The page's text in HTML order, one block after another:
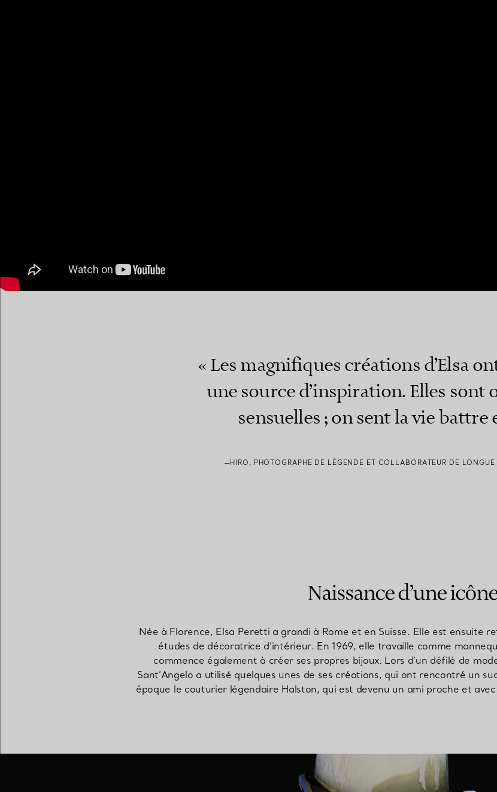
« Les magnifiques créations d’Elsa
une source d’inspiration. Elles sont
sensuelles ; on sent la vie battre
—HIRO, PHOTOGRAPHE DE LÉGENDE ET COLLABORATEUR DE LONGUE
Naissance d’une
Née à Florence, Elsa Peretti a grandi à Rome et en Suisse. Elle est ensuite
études de décoratrice d’intérieur. En 1969, elle travaille comme
commence également à créer ses propres bijoux. Lors d’un défilé de
Sant’Angelo a utilisé quelques unes de ses créations, qui ont rencontré un
époque le couturier légendaire Halston, qui est devenu un ami proche et